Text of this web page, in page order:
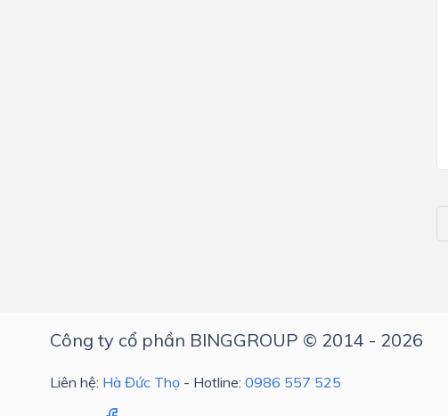
Công ty cổ phần BINGGROUP © 2014 - 2026
Liên hệ: Hà Đức Thọ - Hotline: 0986 557 525